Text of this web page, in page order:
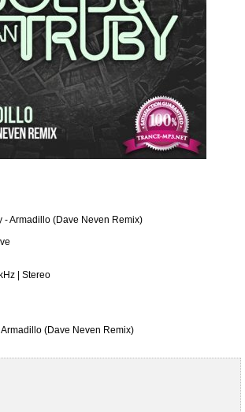
- Armadillo (Dave Neven Remix)
| Stereo
(Dave Neven Remix)